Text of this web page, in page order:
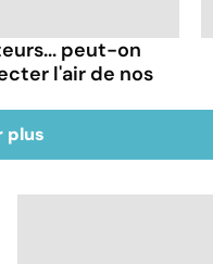
peut-on
l'air de nos
plus